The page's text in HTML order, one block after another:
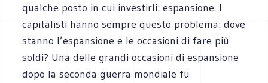
qualche posto in cui investirli: espansione. I
capitalisti hanno sempre questo problema: dove
stanno l’espansione e le occasioni di fare più
soldi? Una delle grandi occasioni di espansione
dopo la seconda guerra mondiale fu